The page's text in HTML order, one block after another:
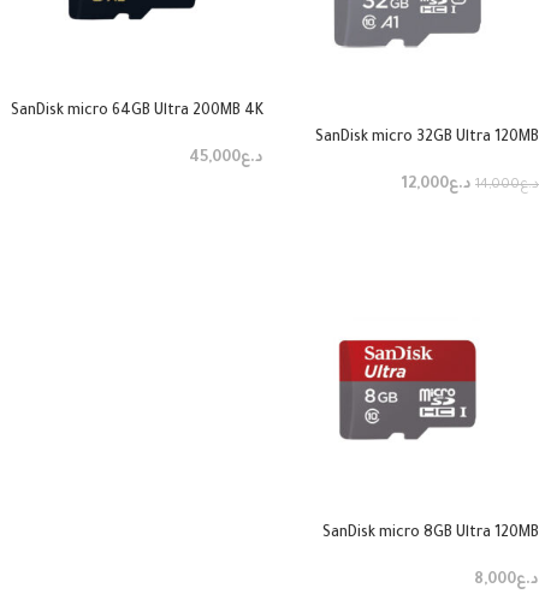
SanDisk micro 32GB Ultra 120MB
د.ع14,000 د.ع12,000
SanDisk micro 64GB Ultra 200MB 4K
د.ع45,000
SanDisk micro 8GB Ultra 120MB
د.ع8,000